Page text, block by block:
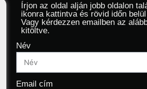
Írjon az oldal alján jobb oldalon
ikonra kattintva és rövid időn
Vagy kérdezzen emailben az
kitöltve.
Név
Email cím